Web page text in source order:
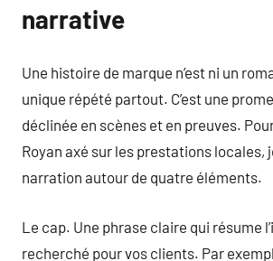
narrative
Une histoire de marque n’est ni un
unique répété partout. C’est une
déclinée en scènes et en preuves.
Royan axé sur les prestations locales,
narration autour de quatre éléments.
Le cap. Une phrase claire qui résume
recherché pour vos clients. Par